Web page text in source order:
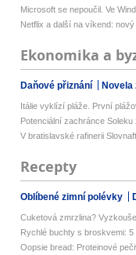
Microsoft se nepoučil. Ve
Netflix a další na víkend:
Ekonomika a
Daňové přiznání
Itálie vyklízí pláže. První
Potenciální zachránce Soleku
V bratislavské rafinerii
Recepty
Oblíbené zimní polévky
Cuketová zmrzlina?
Rychlé buchty s broskvemi: 5
Oopsie bread: Proteinové